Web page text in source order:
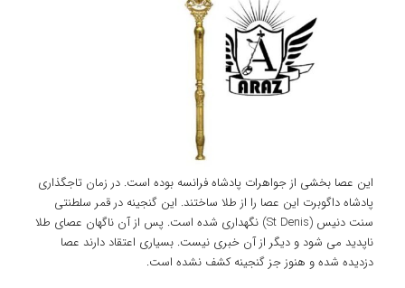
این عصا بخشی از جواهرات پادشاه فرانسه بوده است. در زمان تاجگذاری
پادشاه داگوبرت این عصا را از طلا ساختند. این گنجینه در قمر سلطنتی
سنت دنیس (St Denis) نگهداری شده است. پس از آن ناگهان عصای طلا
ناپدید می شود و دیگر از آن خبری نیست. بسیاری اعتقاد دارند عصا
دزدیده شده و هنوز جز گنجینه کشف نشده است.